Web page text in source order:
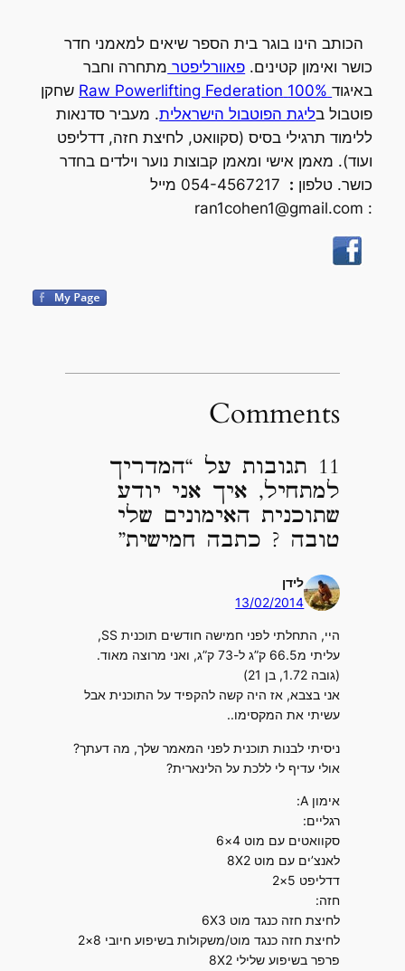
הכותב הינו בוגר בית הספר שיאים למאמני חדר
כושר ואימון קטינים. פאוורליפטר מתחרה וחבר
באיגוד100% Raw Powerlifting Federation
שחקן
פוטבול בליגת הפוטבול הישראלית. מעביר סדנאות
ללימוד תרגילי בסיס (סקוואט, לחיצת חזה, דדליפט
ועוד). מאמן אישי ומאמן קבוצות נוער וילדים בחדר
כושר. טלפון :
054-4567217 מייל
:
ran1cohen1@gmail.com
Comments
11 תגובות על “המדריך
למתחיל, איך אני יודע
שתוכנית האימונים שלי
טובה ? כתבה חמישית”
לידן
13/02/2014
היי, התחלתי לפני חמישה חודשים תוכנית SS,
עליתי מ66.5 ק”ג ל-73 ק”ג, ואני מרוצה מאוד.
(גובה 1.72, בן 21)
אני בצבא, אז היה קשה להקפיד על התוכנית אבל
עשיתי את המקסימו..
ניסיתי לבנות תוכנית לפני המאמר שלך, מה דעתך?
אולי עדיף לי ללכת על הלינארית?
אימון A:
רגליים:
סקוואטים עם מוט 4×6
לאנצ’ים עם מוט 8X2
דדליפט 5×2
חזה:
לחיצת חזה כנגד מוט 6X3
לחיצת חזה כנגד מוט/משקולות בשיפוע חיובי 8×2
פרפר בשיפוע שלילי 8X2